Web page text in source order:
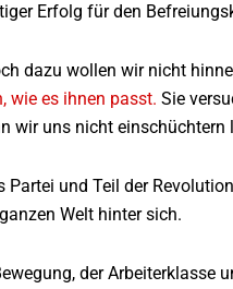
Erfolg für den
dazu wollen wir nicht
wie es ihnen passt. Sie
wir uns nicht
und Teil der
Welt hinter sich.
der Arbeiterklasse